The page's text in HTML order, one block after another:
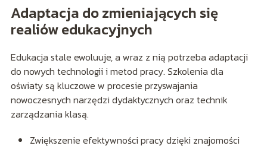
Adaptacja do zmieniających się
realiów edukacyjnych
Edukacja stale ewoluuje, a wraz z nią potrzeba adaptacji
do nowych technologii i metod pracy. Szkolenia dla
oświaty są kluczowe w procesie przyswajania
nowoczesnych narzędzi dydaktycznych oraz technik
zarządzania klasą.
Zwiększenie efektywności pracy dzięki znajomości